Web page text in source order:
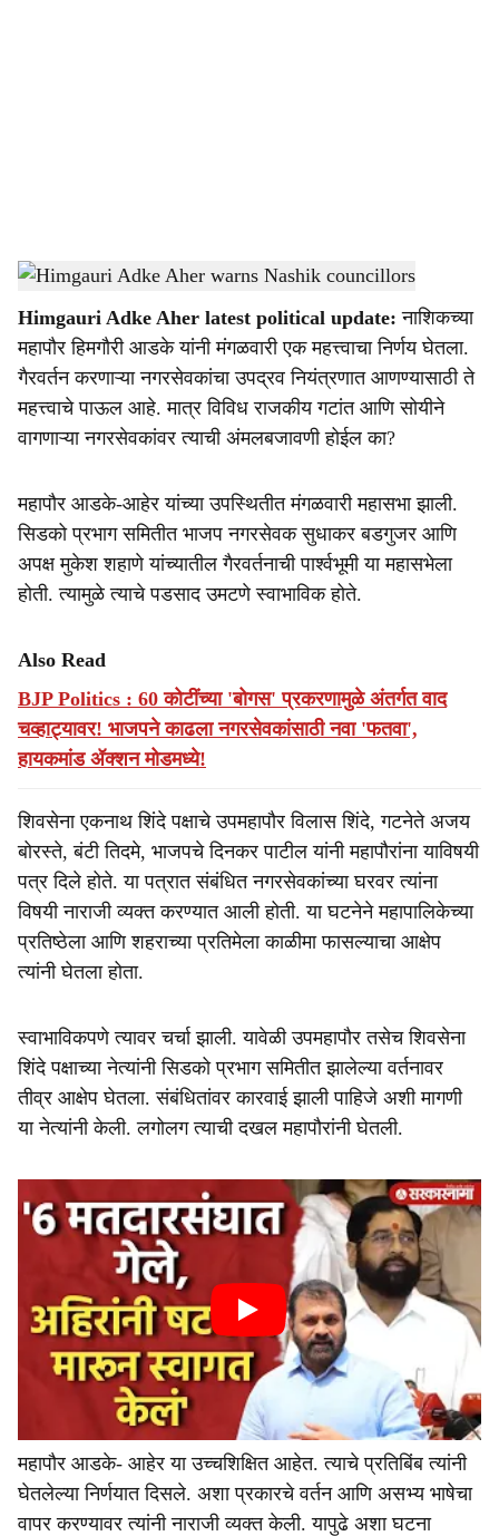
a
r
e
Himgauri Adke Aher warns Nashik councillors -Sarkarnama
Himgauri Adke Aher latest political update: नाशिकच्या
महापौर हिमगौरी आडके यांनी मंगळवारी एक महत्त्वाचा निर्णय घेतला.
गैरवर्तन करणाऱ्या नगरसेवकांचा उपद्रव नियंत्रणात आणण्यासाठी ते
महत्त्वाचे पाऊल आहे. मात्र विविध राजकीय गटांत आणि सोयीने
वागणाऱ्या नगरसेवकांवर त्याची अंमलबजावणी होईल का?
महापौर आडके-आहेर यांच्या उपस्थितीत मंगळवारी महासभा झाली.
सिडको प्रभाग समितीत भाजप नगरसेवक सुधाकर बडगुजर आणि
अपक्ष मुकेश शहाणे यांच्यातील गैरवर्तनाची पार्श्वभूमी या महासभेला
होती. त्यामुळे त्याचे पडसाद उमटणे स्वाभाविक होते.
Also Read
BJP Politics : 60 कोटींच्या 'बोगस' प्रकरणामुळे अंतर्गत वाद
चव्हाट्यावर! भाजपने काढला नगरसेवकांसाठी नवा 'फतवा',
हायकमांड ॲक्शन मोडमध्ये!
शिवसेना एकनाथ शिंदे पक्षाचे उपमहापौर विलास शिंदे, गटनेते अजय
बोरस्ते, बंटी तिदमे, भाजपचे दिनकर पाटील यांनी महापौरांना याविषयी
पत्र दिले होते. या पत्रात संबंधित नगरसेवकांच्या घरवर त्यांना
विषयी नाराजी व्यक्त करण्यात आली होती. या घटनेने महापालिकेच्या
प्रतिष्ठेला आणि शहराच्या प्रतिमेला काळीमा फासल्याचा आक्षेप
त्यांनी घेतला होता.
स्वाभाविकपणे त्यावर चर्चा झाली. यावेळी उपमहापौर तसेच शिवसेना
शिंदे पक्षाच्या नेत्यांनी सिडको प्रभाग समितीत झालेल्या वर्तनावर
तीव्र आक्षेप घेतला. संबंधितांवर कारवाई झाली पाहिजे अशी मागणी
या नेत्यांनी केली. लगोलग त्याची दखल महापौरांनी घेतली.
महापौर आडके- आहेर या उच्चशिक्षित आहेत. त्याचे प्रतिबिंब त्यांनी
घेतलेल्या निर्णयात दिसले. अशा प्रकारचे वर्तन आणि असभ्य भाषेचा
वापर करण्यावर त्यांनी नाराजी व्यक्त केली. यापुढे अशा घटना